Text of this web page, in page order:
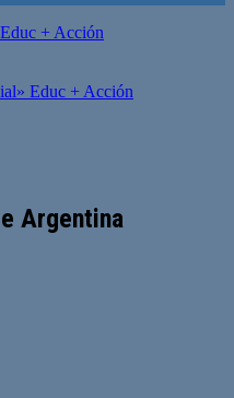
Educ + Acción
Educ + Acción
Argentina